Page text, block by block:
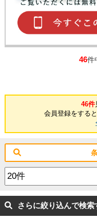
46件
46件
会員登録をする
さらに絞り込んで検索